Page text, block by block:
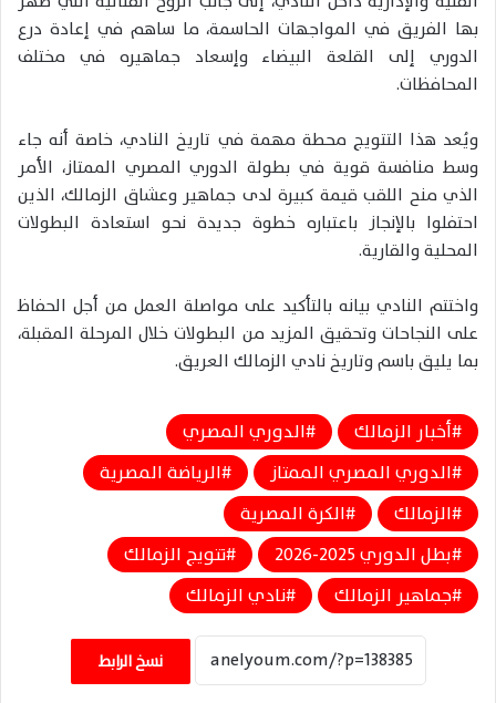
بها الفريق في المواجهات الحاسمة، ما ساهم في إعادة درع
الدوري إلى القلعة البيضاء وإسعاد جماهيره في مختلف
المحافظات.
ويُعد هذا التتويج محطة مهمة في تاريخ النادي، خاصة أنه جاء
وسط منافسة قوية في بطولة الدوري المصري الممتاز، الأمر
الذي منح اللقب قيمة كبيرة لدى جماهير وعشاق الزمالك، الذين
احتفلوا بالإنجاز باعتباره خطوة جديدة نحو استعادة البطولات
المحلية والقارية.
واختتم النادي بيانه بالتأكيد على مواصلة العمل من أجل الحفاظ
على النجاحات وتحقيق المزيد من البطولات خلال المرحلة المقبلة،
بما يليق باسم وتاريخ نادي الزمالك العريق.
أخبار الزمالك
الدوري المصري
الدوري المصري الممتاز
الرياضة المصرية
الزمالك
الكرة المصرية
بطل الدوري 2025-2026
تتويج الزمالك
جماهير الزمالك
نادي الزمالك
نسخ الرابط